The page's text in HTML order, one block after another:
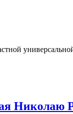
Николаю